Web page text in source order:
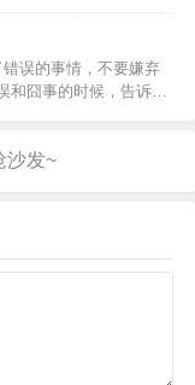
建中铁，直接给你拉
不是…
误的事情，不要嫌弃
和囧事的时候，告诉自